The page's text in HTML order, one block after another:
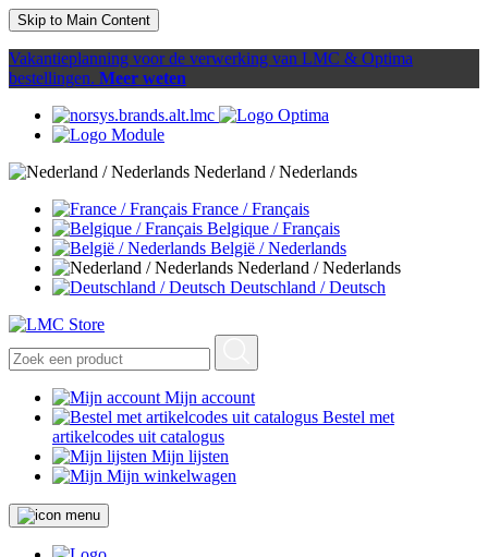
Skip to Main Content
Vakantieplanning voor de verwerking van LMC & Optima
bestellingen. Meer weten
Nederland / Nederlands
France / Français
Belgique / Français
België / Nederlands
Nederland / Nederlands
Deutschland / Deutsch
Mijn account
Bestel met
artikelcodes uit catalogus
Mijn lijsten
Mijn winkelwagen